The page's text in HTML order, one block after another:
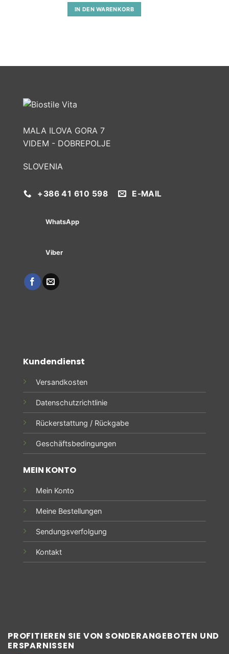
war:
89.70 €
ist:
69.80 €.
IN DEN WARENKORB
MALA ILOVA GORA 7
VIDEM - DOBREPOLJE
SLOVENIA
+386 41 610 598 E-MAIL
WhatsApp
Viber
Kundendienst
Versandkosten
Datenschutzrichtlinie
Rückerstattung / Rückgabe
Geschäftsbedingungen
MEIN KONTO
Mein Konto
Meine Bestellungen
Sendungsverfolgung
Kontakt
PROFITIEREN SIE VON SONDERANGEBOTEN UND
ERSPARNISSEN